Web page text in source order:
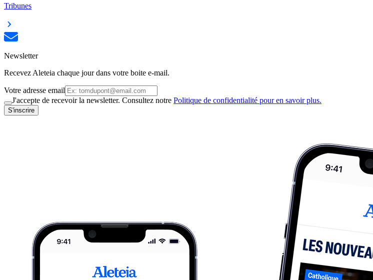
Tribunes
Newsletter
Recevez Aleteia chaque jour dans votre boite e-mail.
Votre adresse email
J'accepte de recevoir la newsletter. Consultez notre Politique de confidentialité pour en savoir plus.
S'inscrire